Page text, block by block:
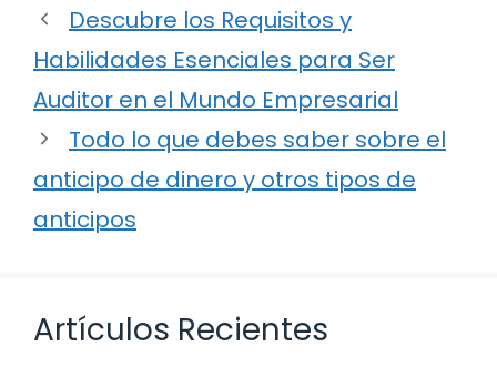
Descubre los Requisitos y
Habilidades Esenciales para Ser
Auditor en el Mundo Empresarial
Todo lo que debes saber sobre el
anticipo de dinero y otros tipos de
anticipos
Artículos Recientes